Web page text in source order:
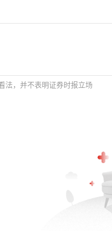
法，并不表明证券时报立场